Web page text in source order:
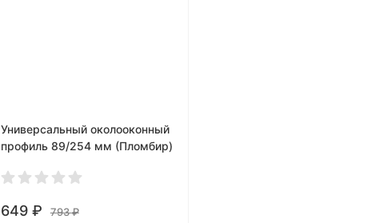
Универсальный околооконный
профиль 89/254 мм (Пломбир)
649 ₽ 793₽